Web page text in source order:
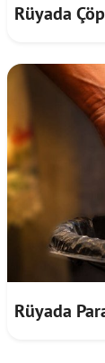
Rüyada
Rüyada